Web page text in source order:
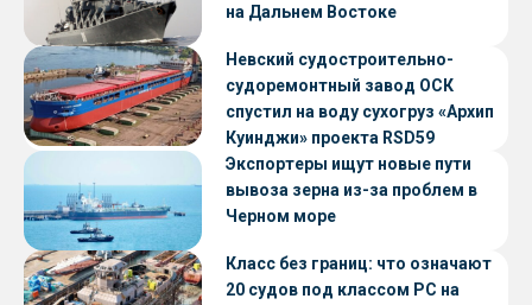
на Дальнем Востоке
Невский судостроительно-
судоремонтный завод ОСК
спустил на воду сухогруз «Архип
Куинджи» проекта RSD59
Экспортеры ищут новые пути
вывоза зерна из-за проблем в
Черном море
Класс без границ: что означают
20 судов под классом РС на